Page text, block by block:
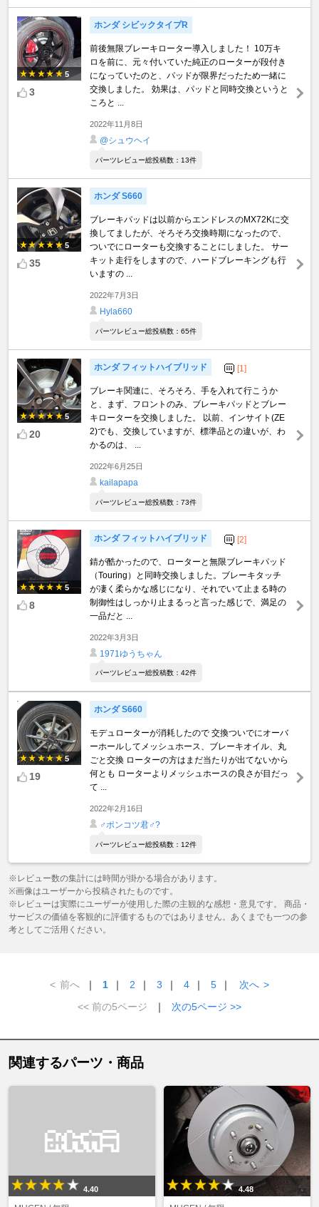
5
3
ホンダ シビックタイプR
前後無限ブレーキローター導入しました！ 10万キ
ロを前に、元々付いていた純正のローターが段付き
になっていたのと、パッドが限界だったため一緒に
交換しました。 効果は、パッドと同時交換というと
ころと ...
2022年11月8日
@シュウヘイ
パーツレビュー総投稿数：13件
5
35
ホンダ S660
ブレーキパッドは以前からエンドレスのMX72Kに交
換してましたが、そろそろ交換時期になったので、
ついでにローターも交換することにしました。 サー
キット走行をしますので、ハードブレーキングも行
いますの ...
2022年7月3日
Hyla660
パーツレビュー総投稿数：65件
5
20
ホンダ フィットハイブリッド [1]
ブレーキ関連に、そろそろ、手を入れて行こうか
と、まず、フロントのみ、ブレーキパッドとブレー
キローターを交換しました。 以前、インサイト(ZE
2)でも、交換していますが、標準品との違いが、わ
かるのは、 ...
2022年6月25日
kailapapa
パーツレビュー総投稿数：73件
5
8
ホンダ フィットハイブリッド [2]
錆が酷かったので、ローターと無限ブレーキパッド
（Touring）と同時交換しました。ブレーキタッチ
が凄く柔らかな感じになり、それでいて止まる時の
制御性はしっかり止まるっと言った感じで、満足の
一品だと ...
2022年3月3日
1971ゆうちゃん
パーツレビュー総投稿数：42件
5
19
ホンダ S660
モデュローターが消耗したので 交換ついでにオーバ
ーホールしてメッシュホース、ブレーキオイル、丸
ごと交換 ローターの方はまだ当たりが出てないから
何とも ローターよりメッシュホースの良さが目だっ
て ...
2022年2月16日
♂ポンコツ君♂?
パーツレビュー総投稿数：12件
※レビュー数の集計には時間が掛かる場合があります。
※画像はユーザーから投稿されたものです。
※レビューは実際にユーザーが使用した際の主観的な感想・意見です。 商品・
サービスの価値を客観的に評価するものではありません。あくまでも一つの参
考としてご活用ください。
< 前へ ｜ 1 ｜ 2 ｜ 3 ｜ 4 ｜ 5 ｜ 次へ >
<< 前の5ページ
｜ 次の5ページ >>
関連するパーツ・商品
4.40 4.48